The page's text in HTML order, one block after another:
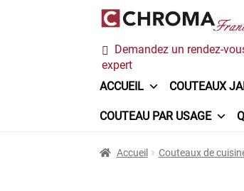
Aller
à
la
navigation
Aller
au
contenu
Demandez un rendez-
expert
ACCUEIL COUTEAUX
COUTEAU PAR USAGE
AccueilChroma France
Accueil Couteaux de